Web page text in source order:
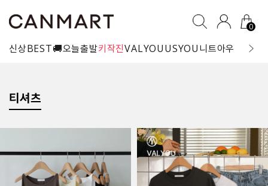
0
신상BEST🚚오늘출발키작진VALYOUUSYOU니트아우터 블라
티셔츠